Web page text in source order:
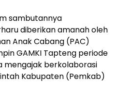
sambutannya
diberikan amanah oleh
Anak Cabang (PAC)
GAMKI Tapteng periode
mengajak berkolaborasi
Kabupaten (Pemkab)